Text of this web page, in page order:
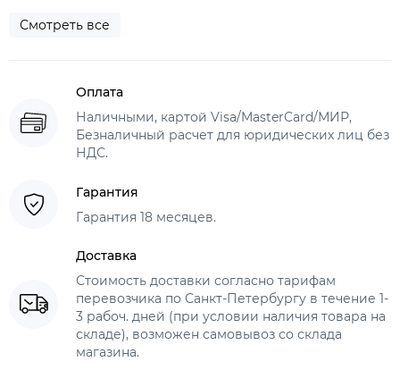
Смотреть все
Оплата
Наличными, картой Visa/MasterCard/МИР,
Безналичный расчет для юридических лиц без
НДС.
Гарантия
Гарантия 18 месяцев.
Доставка
Стоимость доставки согласно тарифам
перевозчика по Санкт-Петербургу в течение 1-
3 рабоч. дней (при условии наличия товара на
складе), возможен самовывоз со склада
магазина.